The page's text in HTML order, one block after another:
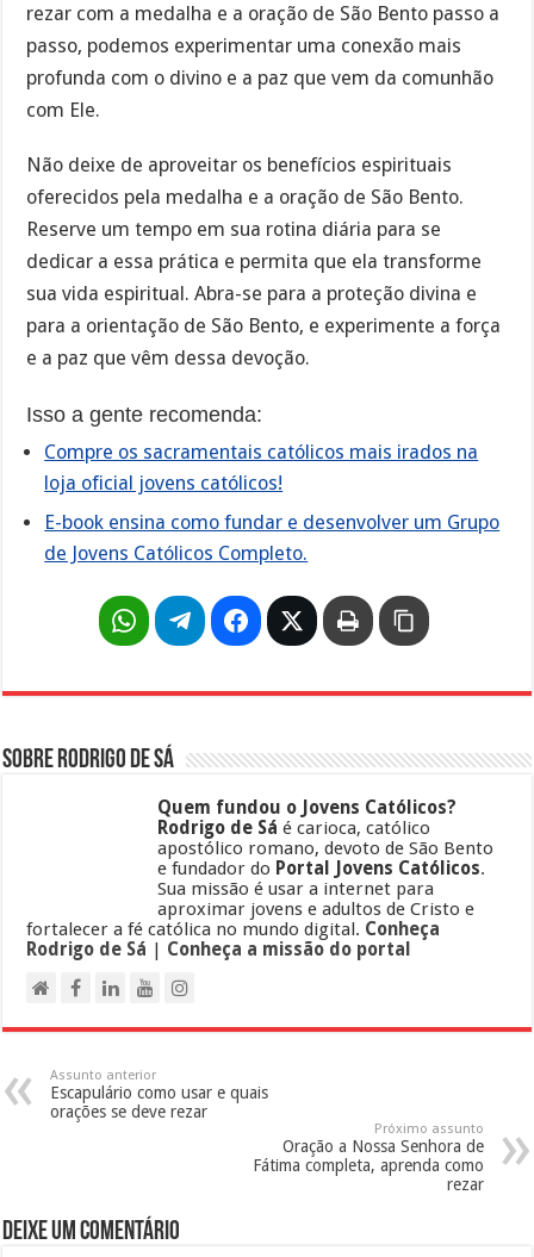
rezar com a medalha e a oração de São Bento passo a
passo, podemos experimentar uma conexão mais
profunda com o divino e a paz que vem da comunhão
com Ele.
Não deixe de aproveitar os benefícios espirituais
oferecidos pela medalha e a oração de São Bento.
Reserve um tempo em sua rotina diária para se
dedicar a essa prática e permita que ela transforme
sua vida espiritual. Abra-se para a proteção divina e
para a orientação de São Bento, e experimente a força
e a paz que vêm dessa devoção.
Isso a gente recomenda:
Compre os sacramentais católicos mais irados na
loja oficial jovens católicos!
E-book ensina como fundar e desenvolver um Grupo
de Jovens Católicos Completo.
Sobre Rodrigo de Sá
Quem fundou o Jovens Católicos?
Rodrigo de Sá é carioca, católico
apostólico romano, devoto de São Bento
e fundador do Portal Jovens Católicos.
Sua missão é usar a internet para
aproximar jovens e adultos de Cristo e
fortalecer a fé católica no mundo digital. Conheça
Rodrigo de Sá
Conheça a missão do portal
Assunto anterior
Escapulário como usar e quais
orações se deve rezar
Próximo assunto
Oração a Nossa Senhora de
Fátima completa, aprenda como
rezar
Deixe um comentário